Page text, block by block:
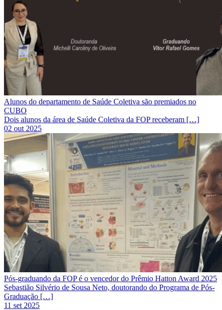
Alunos do departamento de Saúde Coletiva são premiados no
CUBO
Dois alunos da área de Saúde Coletiva da FOP receberam […]
02 out 2025
Pós-graduando da FOP é o vencedor do Prêmio Hatton Award 2025
Sebastião Silvério de Sousa Neto, doutorando do Programa de Pós-
Graduação […]
11 set 2025